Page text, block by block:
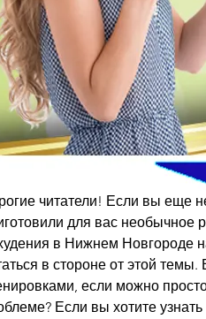
читатели! Если вы еще
для вас необычное
в Нижнем Новгороде
в стороне от этой
если можно
Если вы хотите